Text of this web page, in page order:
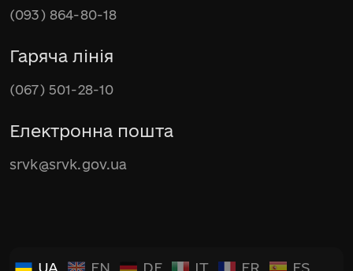
(093) 864-80-18
Гаряча лінія
(067) 501-28-10
Електронна пошта
srvk@srvk.gov.ua
UA EN DE IT FR ES